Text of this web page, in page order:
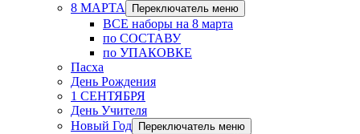
8 МАРТА
Переключатель меню
ВСЕ наборы на 8 марта
по СОСТАВУ
по УПАКОВКЕ
Пасха
День Рождения
1 СЕНТЯБРЯ
День Учителя
Новый Год
Переключатель меню